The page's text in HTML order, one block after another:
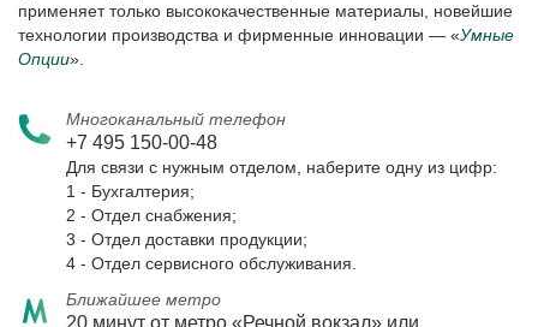
применяет только высококачественные материалы, новейшие
технологии производства и фирменные инновации — «Умные
Опции».
Многоканальный телефон
+7 495 150-00-48
Для связи с нужным отделом, наберите одну из цифр:
1 - Бухгалтерия;
2 - Отдел снабжения;
3 - Отдел доставки продукции;
4 - Отдел сервисного обслуживания.
Ближайшее метро